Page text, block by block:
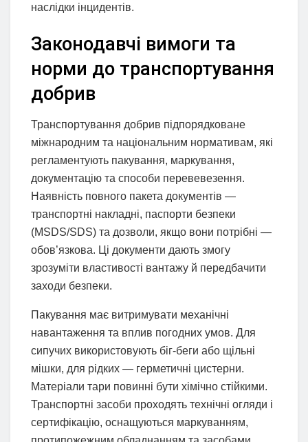
наслідки інцидентів.
Законодавчі вимоги та
норми до транспортування
добрив
Транспортування добрив підпорядковане
міжнародним та національним нормативам, які
регламентують пакування, маркування,
документацію та способи перевевезення.
Наявність повного пакета документів —
транспортні накладні, паспорти безпеки
(MSDS/SDS) та дозволи, якщо вони потрібні —
обов’язкова. Ці документи дають змогу
зрозуміти властивості вантажу й передбачити
заходи безпеки.
Пакування має витримувати механічні
навантаження та вплив погодних умов. Для
сипучих використовують біг-беги або щільні
мішки, для рідких — герметичні цистерни.
Матеріали тари повинні бути хімічно стійкими.
Транспортні засоби проходять технічні огляди і
сертифікацію, оснащуються маркуванням,